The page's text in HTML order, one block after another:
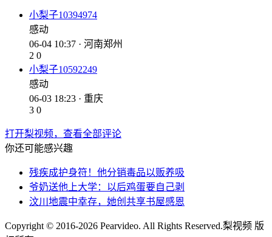
小梨子10394974
感动
06-04 10:37 · 河南郑州
2 0
小梨子10592249
感动
06-03 18:23 · 重庆
3 0
打开梨视频，查看全部评论
你还可能感兴趣
残疾成护身符！他分销毒品以贩养吸
爷奶送他上大学：以后鸡蛋要自己剥
汶川地震中幸存，她创共享书屋感恩
Copyright © 2016-2026 Pearvideo. All Rights Reserved.梨视频 版